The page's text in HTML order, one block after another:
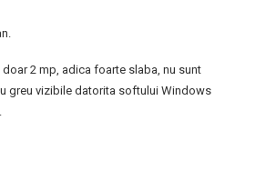
2 mp, adica foarte slaba, nu sunt
greu vizibile datorita softului Windows
.